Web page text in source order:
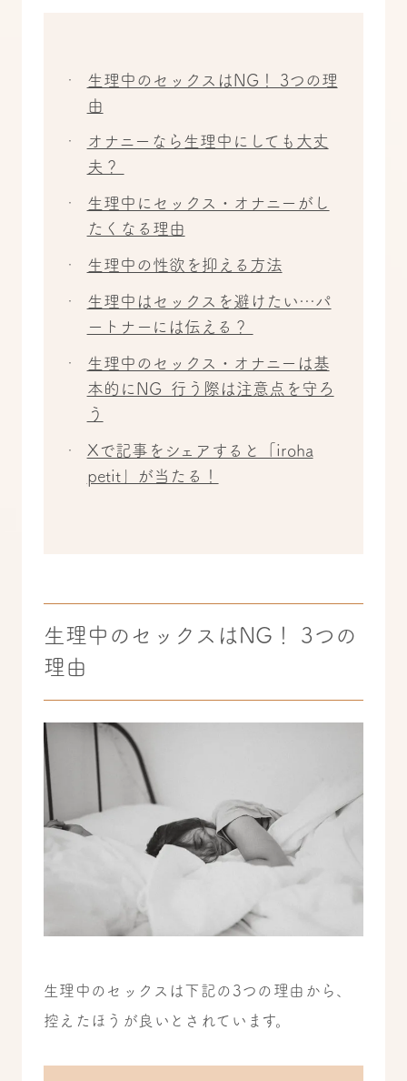
生理中のセックスはNG！ 3つの理
由
オナニーなら生理中にしても大丈
夫？
生理中にセックス・オナニーがし
たくなる理由
生理中の性欲を抑える方法
生理中はセックスを避けたい…パ
ートナーには伝える？
生理中のセックス・オナニーは基
本的にNG 行う際は注意点を守ろ
う
Xで記事をシェアすると「iroha
petit」が当たる！
生理中のセックスはNG！ 3つの
理由
生理中のセックスは下記の3つの理由から、
控えたほうが良いとされています。